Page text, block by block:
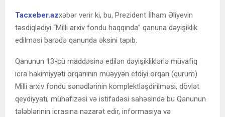
Tacxeber.azxəbər verir ki, bu, Prezident İlham Əliyevin
təsdiqlədiyi “Milli arxiv fondu haqqında” qanuna dəyişiklik
edilməsi barədə qanunda əksini tapıb.
Qanunun 13-cü maddəsinə edilən dəyişikliklərlə müvafiq
icra hakimiyyəti orqanının müəyyən etdiyi orqan (qurum)
Milli arxiv fondu sənədlərinin komplektləşdirilməsi, dövlət
qeydiyyatı, mühafizəsi və istifadəsi sahəsində bu Qanunun
tələblərinin icrasına nəzarət edir, informasiya və